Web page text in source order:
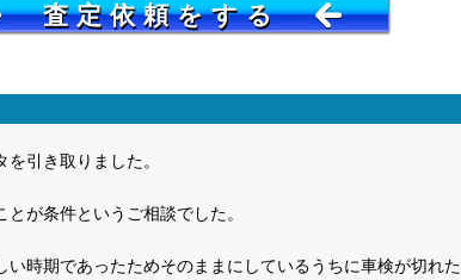
引き取りました。
が条件というご相談でした。
時期であったためそのままにしているうちに車検が切れた
査定依頼をする